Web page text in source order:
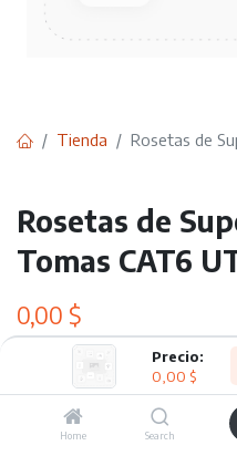
Precio:
0,00 $
Home Search
Tienda Rosetas de
Rosetas de
Tomas CAT6
0,00 $
Agregar a lista de